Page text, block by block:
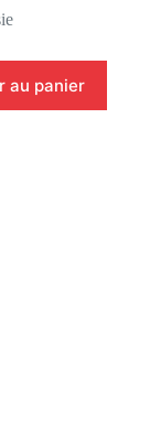
:
€.
€.
au panier